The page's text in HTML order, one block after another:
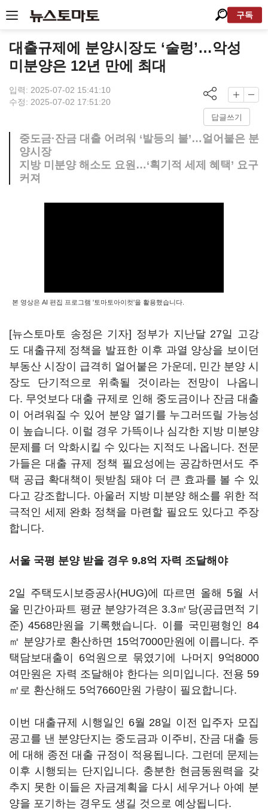
구독
대출규제에 분양시장도 ‘술렁’…악성
미분양은 12년 만에 최대
입력: 2025-07-02 15:41:10
수정: 2025-07-02 17:51:20
답글쓰기
중도금·잔금 대출 어려워 ‘발등의 불’…얼어붙은 분
양시장
지방 미분양 해소도 요원…‘획기적 세제 혜택’ 요구
커져
본 영상은 AI 편집 프로그램 '토마토아이컷'을 활용했습니다.
[뉴스토마토 송정은 기자] 정부가 지난달 27일 고강
도 대출규제 정책을 발표한 이후 과열 양상을 보이던
부동산 시장이 급격히 얼어붙은 가운데, 민간 분양 시
장도 단기적으로 위축될 것이라는 전망이 나옵니
다. 무엇보다 대출 규제로 인해 중도금이나 잔금 대출
이 어려워질 수 있어 분양 열기를 누그러뜨릴 가능성
이 높습니다. 이럴 경우 가뜩이나 심각한 지방 미분양
문제를 더 악화시킬 수 있다는 지적도 나옵니다. 전문
가들은 대출 규제 정책 필요성에는 공감하면서도 주
택 공급 확대책이 뒷받침 돼야 더 큰 효과를 볼 수 있
다고 강조합니다. 아울러 지방 미분양 해소를 위한 적
극적인 세제 완화 정책을 마련할 필요도 있다고 주장
합니다.
서울 국평 분양 받을 경우 9.8억 자력 조달해야
2일 주택도시보증공사(HUG)에 따르면 올해 5월 서
울 민간아파트 평균 분양가격은 3.3㎡당(공급면적 기
준) 4568만원을 기록했습니다. 이를 국민평형인 84
㎡ 분양가로 환산하면 15억7000만원에 이릅니다. 주
택담보대출이 6억원으로 묶였기에 나머지 9억8000
여만원은 자력 조달해야 한다는 의미입니다. 전용 59
㎡로 환산해도 5억7660만원 가량이 필요합니다.
이번 대출규제 시행일인 6월 28일 이전 입주자 모집
공고를 낸 분양단지는 중도금과 이주비, 잔금 대출 등
에 대해 종전 대출 규정이 적용됩니다. 그런데 문제는
이후 시행되는 단지입니다. 충분한 현금동원력을 갖
추지 못한 이들은 자금계획을 다시 세우거나 아예 분
양을 포기하는 경우도 생길 것으로 예상됩니다.